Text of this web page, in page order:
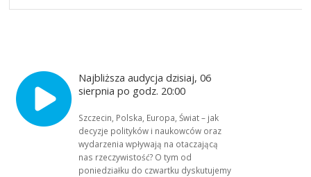
Najbliższa audycja dzisiaj, 06
sierpnia po godz. 20:00
Szczecin, Polska, Europa, Świat – jak
decyzje polityków i naukowców oraz
wydarzenia wpływają na otaczającą
nas rzeczywistość? O tym od
poniedziałku do czwartku dyskutujemy